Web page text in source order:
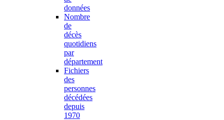
données
Nombre
de
décès
quotidiens
par
département
Fichiers
des
personnes
décédées
depuis
1970